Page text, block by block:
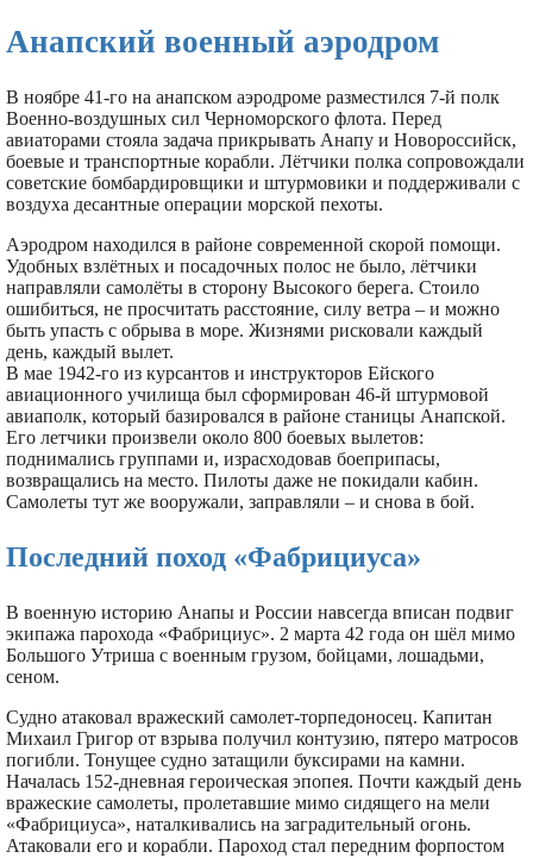
Анапский военный аэродром
В ноябре 41-го на анапском аэродроме разместился 7-й полк
Военно-воздушных сил Черноморского флота. Перед
авиаторами стояла задача прикрывать Анапу и Новороссийск,
боевые и транспортные корабли. Лётчики полка сопровождали
советские бомбардировщики и штурмовики и поддерживали с
воздуха десантные операции морской пехоты.
Аэродром находился в районе современной скорой помощи.
Удобных взлётных и посадочных полос не было, лётчики
направляли самолёты в сторону Высокого берега. Стоило
ошибиться, не просчитать расстояние, силу ветра – и можно
быть упасть с обрыва в море. Жизнями рисковали каждый
день, каждый вылет.
В мае 1942-го из курсантов и инструкторов Ейского
авиационного училища был сформирован 46-й штурмовой
авиаполк, который базировался в районе станицы Анапской.
Его летчики произвели около 800 боевых вылетов:
поднимались группами и, израсходовав боеприпасы,
возвращались на место. Пилоты даже не покидали кабин.
Самолеты тут же вооружали, заправляли – и снова в бой.
Последний поход «Фабрициуса»
В военную историю Анапы и России навсегда вписан подвиг
экипажа парохода «Фабрициус». 2 марта 42 года он шёл мимо
Большого Утриша с военным грузом, бойцами, лошадьми,
сеном.
Судно атаковал вражеский самолет-торпедоносец. Капитан
Михаил Григор от взрыва получил контузию, пятеро матросов
погибли. Тонущее судно затащили буксирами на камни.
Началась 152-дневная героическая эпопея. Почти каждый день
вражеские самолеты, пролетавшие мимо сидящего на мели
«Фабрициуса», наталкивались на заградительный огонь.
Атаковали его и корабли. Пароход стал передним форпостом